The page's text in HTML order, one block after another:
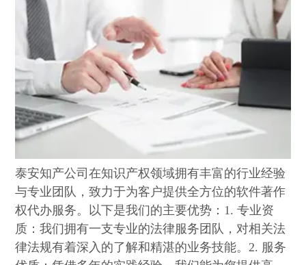
泰安知产公司在知识产权领域拥有丰富的行业经验
与专业团队，致力于为客户提供全方位的软件著作
权代办服务。以下是我们的主要优势：1. 专业资
质：我们拥有一支专业的法律服务团队，对相关法
律法规有着深入的了解和精湛的业务技能。2. 服务